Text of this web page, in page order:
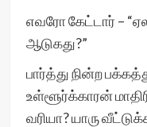
எவரோ கேட்டார் – “ஏல
ஆடுகது?”
பார்த்து நின்ற
உள்ளூர்க்காரன்
வரியா? யாரு